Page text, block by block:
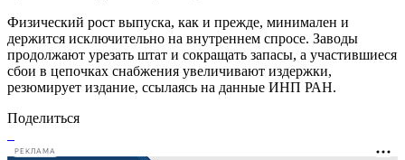
Физический рост выпуска, как и прежде, минимален и
держится исключительно на внутреннем спросе. Заводы
продолжают урезать штат и сокращать запасы, а участившиеся
сбои в цепочках снабжения увеличивают издержки,
резюмирует издание, ссылаясь на данные ИНП РАН.
Поделиться
РЕКЛАМА